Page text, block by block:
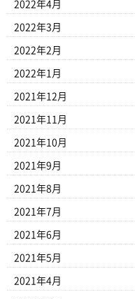
2022年4月
2022年3月
2022年2月
2022年1月
2021年12月
2021年11月
2021年10月
2021年9月
2021年8月
2021年7月
2021年6月
2021年5月
2021年4月